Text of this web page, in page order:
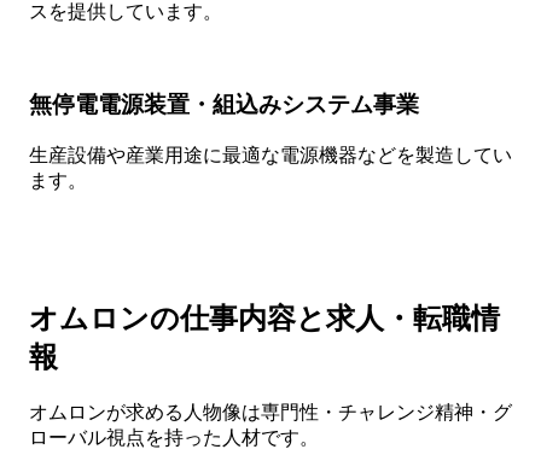
スを提供しています。
無停電電源装置・組込みシステム事業
生産設備や産業用途に最適な電源機器などを製造してい
ます。
オムロンの仕事内容と求人・転職情
報
オムロンが求める人物像は専門性・チャレンジ精神・グ
ローバル視点を持った人材です。